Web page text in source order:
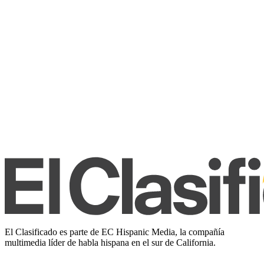
El Clasificado es parte de EC Hispanic Media, la compañía
multimedia líder de habla hispana en el sur de California.